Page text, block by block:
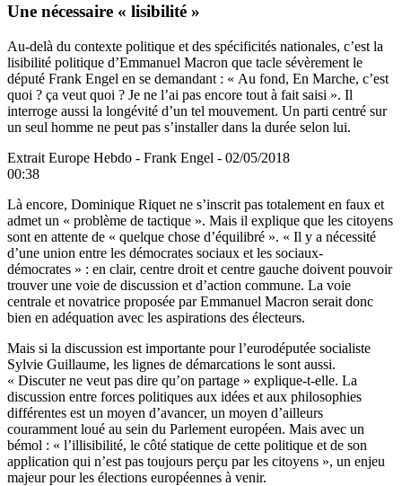
Une nécessaire « lisibilité »
Au-delà du contexte politique et des spécificités nationales, c’est la
lisibilité politique d’Emmanuel Macron que tacle sévèrement le
député Frank Engel en se demandant : « Au fond, En Marche, c’est
quoi ? ça veut quoi ? Je ne l’ai pas encore tout à fait saisi ». Il
interroge aussi la longévité d’un tel mouvement. Un parti centré sur
un seul homme ne peut pas s’installer dans la durée selon lui.
Extrait Europe Hebdo - Frank Engel - 02/05/2018
00:38
Là encore, Dominique Riquet ne s’inscrit pas totalement en faux et
admet un « problème de tactique ». Mais il explique que les citoyens
sont en attente de « quelque chose d’équilibré ». « Il y a nécessité
d’une union entre les démocrates sociaux et les sociaux-
démocrates » : en clair, centre droit et centre gauche doivent pouvoir
trouver une voie de discussion et d’action commune. La voie
centrale et novatrice proposée par Emmanuel Macron serait donc
bien en adéquation avec les aspirations des électeurs.
Mais si la discussion est importante pour l’eurodéputée socialiste
Sylvie Guillaume, les lignes de démarcations le sont aussi.
« Discuter ne veut pas dire qu’on partage » explique-t-elle. La
discussion entre forces politiques aux idées et aux philosophies
différentes est un moyen d’avancer, un moyen d’ailleurs
couramment loué au sein du Parlement européen. Mais avec un
bémol : « l’illisibilité, le côté statique de cette politique et de son
application qui n’est pas toujours perçu par les citoyens », un enjeu
majeur pour les élections européennes à venir.